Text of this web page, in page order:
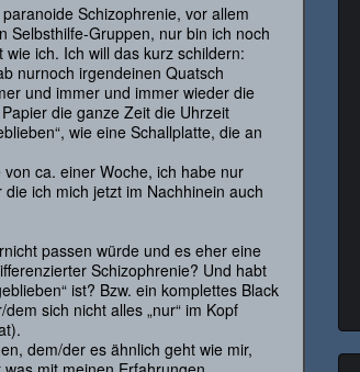
Schizophrenie, vor allem
Selbsthilfe-Gruppen, nur bin ich noch
ich. Ich will das kurz schildern:
nurnoch irgendeinen Quatsch
und immer und immer wieder die
die ganze Zeit die Uhrzeit
wie eine Schallplatte, die an
ca. einer Woche, ich habe nur
ich mich jetzt im Nachhinein auch
passen würde und es eher eine
Schizophrenie? Und habt
ist? Bzw. ein komplettes Black
sich nicht alles „nur“ im Kopf
dem/der es ähnlich geht wie mir,